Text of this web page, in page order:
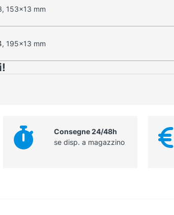
153x13 mm
195x13 mm
Consegne 24/48h
se disp. a magazzino